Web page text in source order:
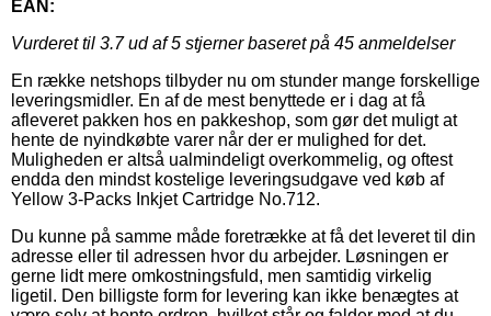
EAN:
Vurderet til 3.7ud af 5 stjerner baseret på 45 anmeldelser
En række netshops tilbyder nu om stunder mange forskellige
leveringsmidler. En af de mest benyttede er i dag at få
afleveret pakken hos en pakkeshop, som gør det muligt at
hente de nyindkøbte varer når der er mulighed for det.
Muligheden er altså ualmindeligt overkommelig, og oftest
endda den mindst kostelige leveringsudgave ved køb af
Yellow 3-Packs Inkjet Cartridge No.712.
Du kunne på samme måde foretrække at få det leveret til din
adresse eller til adressen hvor du arbejder. Løsningen er
gerne lidt mere omkostningsfuld, men samtidig virkelig
ligetil. Den billigste form for levering kan ikke benægtes at